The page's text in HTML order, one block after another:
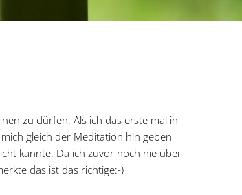
zu dürfen. Als ich das erste mal in
gleich der Meditation hin geben
kannte. Da ich zuvor noch nie über
das ist das richtige:-)